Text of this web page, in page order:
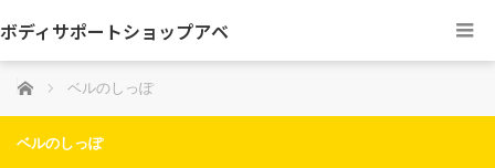
ボディサポートショップアベ
ホーム ベルのしっぽ
ベルのしっぽ